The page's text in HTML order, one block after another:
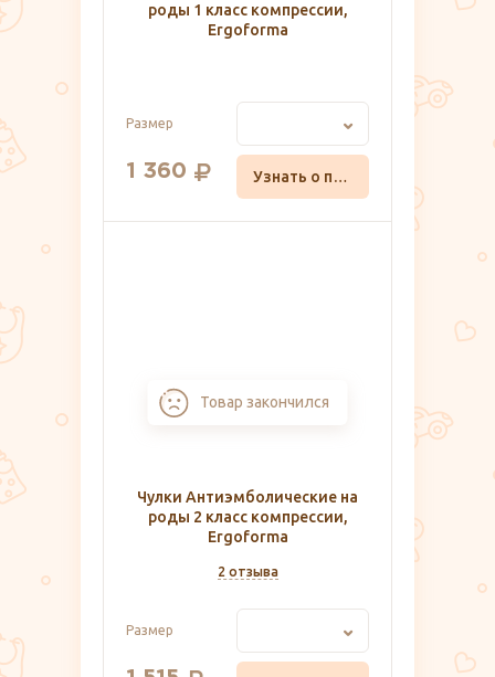
роды 1 класс компрессии,
Ergoforma
Размер
1 360 Узнать о поступлении
Товар закончился
Чулки Антиэмболические на
роды 2 класс компрессии,
Ergoforma
2 отзыва
Размер